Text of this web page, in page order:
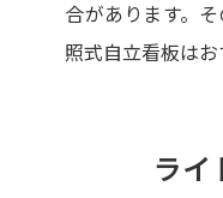
合があります。
照式自立看板はお
ライ